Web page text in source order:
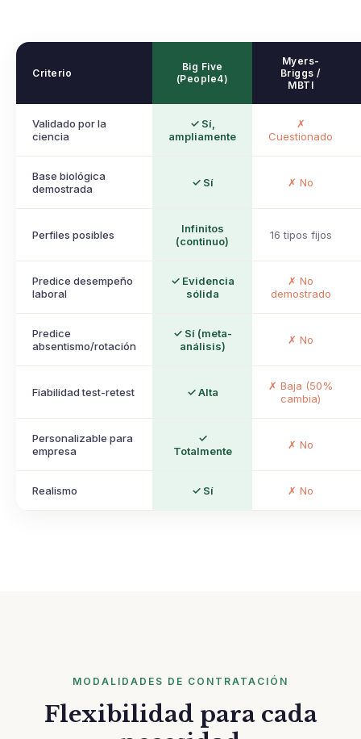
Criterio
Big Five
(People4)
Myers-
Briggs /
MBTI
Validado por la
ciencia
✓ Sí,
ampliamente
✗
Cuestionado
Base biológica
demostrada
✓ Sí ✗ No
Perfiles posibles
Infinitos
(continuo)
16 tipos fijos
Predice desempeño
laboral
✓ Evidencia
sólida
✗ No
demostrado
Predice
absentismo/rotación
✓ Sí (meta-
análisis)
✗ No
Fiabilidad test-retest ✓ Alta
✗ Baja (50%
cambia)
Personalizable para
empresa
✓
Totalmente
✗ No
Realismo ✓ Sí ✗ No
MODALIDADES DE CONTRATACIÓN
Flexibilidad para cada